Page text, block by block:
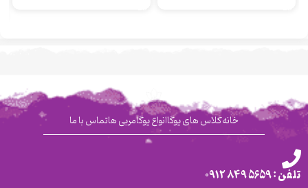
خانهکلاس های یوگاانواع یوگامربی هاتماس با ما
تلفن : 5659 849 0912